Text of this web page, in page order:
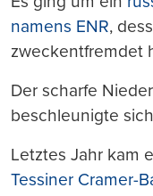
namens ENR,
zweckentfremdet
Der scharfe
beschleunigte
Letztes Jahr kam
Tessiner Cramer-